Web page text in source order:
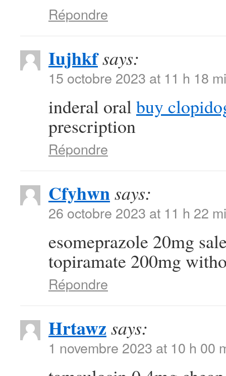
Répondre
Iujhkfsays:
15 octobre 2023 at 11 h 18
inderal oralbuy
prescription
Répondre
Cfyhwnsays:
26 octobre 2023 at 11 h 22
esomeprazole 20mg
topiramate 200mg
Répondre
Hrtawz says:
1 novembre 2023 at 10 h 00